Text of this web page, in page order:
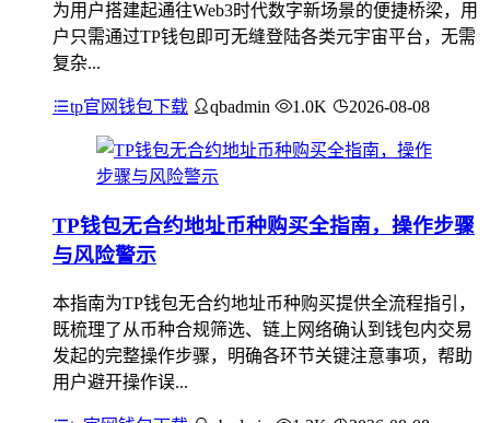
为用户搭建起通往Web3时代数字新场景的便捷桥梁，用
户只需通过TP钱包即可无缝登陆各类元宇宙平台，无需
复杂...
tp官网钱包下载 qbadmin 1.0K 2026-08-08
TP钱包无合约地址币种购买全指南，操作步骤
与风险警示
本指南为TP钱包无合约地址币种购买提供全流程指引，
既梳理了从币种合规筛选、链上网络确认到钱包内交易
发起的完整操作步骤，明确各环节关键注意事项，帮助
用户避开操作误...